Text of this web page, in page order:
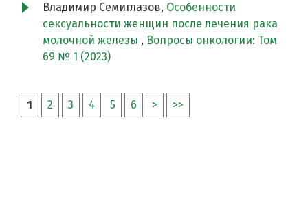
Владимир Семиглазов, Особенности
сексуальности женщин после лечения рака
молочной железы , Вопросы онкологии: Том
69 № 1 (2023)
1 2 3 4 5 6 > >>